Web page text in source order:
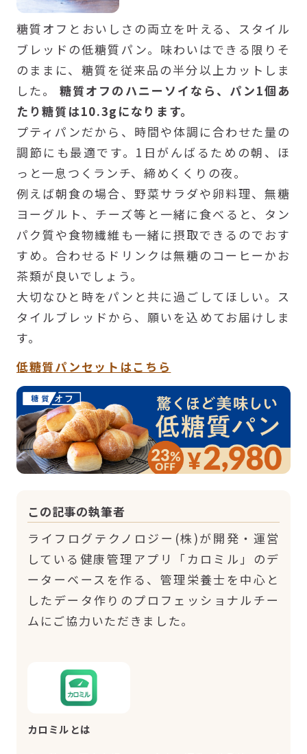
糖質オフとおいしさの両立を叶える、スタイル
ブレッドの低糖質パン。味わいはできる限りそ
のままに、糖質を従来品の半分以上カットしま
した。糖質オフのハニーソイなら、パン1個あ
たり糖質は10.3gになります。
プティパンだから、時間や体調に合わせた量の
調節にも最適です。1日がんばるための朝、ほ
っと一息つくランチ、締めくくりの夜。
例えば朝食の場合、野菜サラダや卵料理、無糖
ヨーグルト、チーズ等と一緒に食べると、タン
パク質や食物繊維も一緒に摂取できるのでおす
すめ。合わせるドリンクは無糖のコーヒーかお
茶類が良いでしょう。
大切なひと時をパンと共に過ごしてほしい。ス
タイルブレッドから、願いを込めてお届けしま
す。
低糖質パンセットはこちら
この記事の執筆者
ライフログテクノロジー(株)が開発・運営
している健康管理アプリ「カロミル」のデ
ーターベースを作る、管理栄養士を中心と
したデータ作りのプロフェッショナルチー
ムにご協力いただきました。
カロミルとは